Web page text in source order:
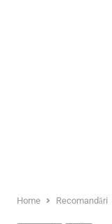
Home Recomandări